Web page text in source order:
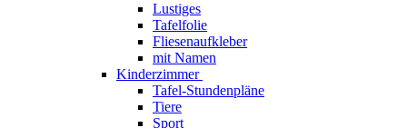
Lustiges
Tafelfolie
Fliesenaufkleber
mit Namen
Kinderzimmer
Tafel-Stundenpläne
Tiere
Sport